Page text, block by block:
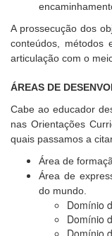
A prossecução dos
conteúdos, métodos
articulação com o
ÁREAS DE
Cabe ao educador
nas Orientações
quais passamos a
Área de
Área de
do mundo.
Domínio
Domínio